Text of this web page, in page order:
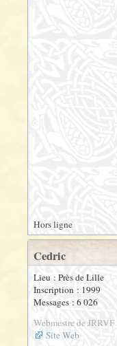
Hors ligne
Cedric
Lieu : Près de Lille
Inscription : 1999
Messages : 6 026
Webmestre de JRRVF
Site Web